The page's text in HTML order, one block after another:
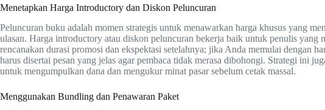
Menetapkan Harga Introductory dan Diskon Peluncuran
Peluncuran buku adalah momen strategis untuk menawarkan harga khusus yang
ulasan. Harga introductory atau diskon peluncuran bekerja baik untuk penulis yang
rencanakan durasi promosi dan ekspektasi setelahnya; jika Anda memulai dengan
harus disertai pesan yang jelas agar pembaca tidak merasa dibohongi. Strategi ini
untuk mengumpulkan dana dan mengukur minat pasar sebelum cetak massal.
Menggunakan Bundling dan Penawaran Paket